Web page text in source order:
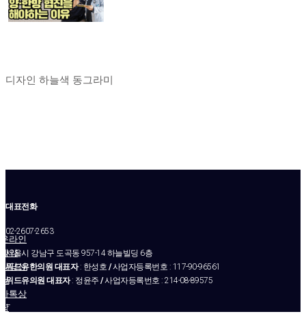
디자인 하늘색 동그라미
대표전화
02-2607-2653
서울시 강남구 도곡동 957-14 하늘빌딩 6층
위드유한의원 대표자: 한성호 /사업자등록번호 : 117-90-96561
위드유의원 대표자: 정윤주 /사업자등록번호 : 214-08-89575
–
온라인
예약
상담신
청
카톡상
담